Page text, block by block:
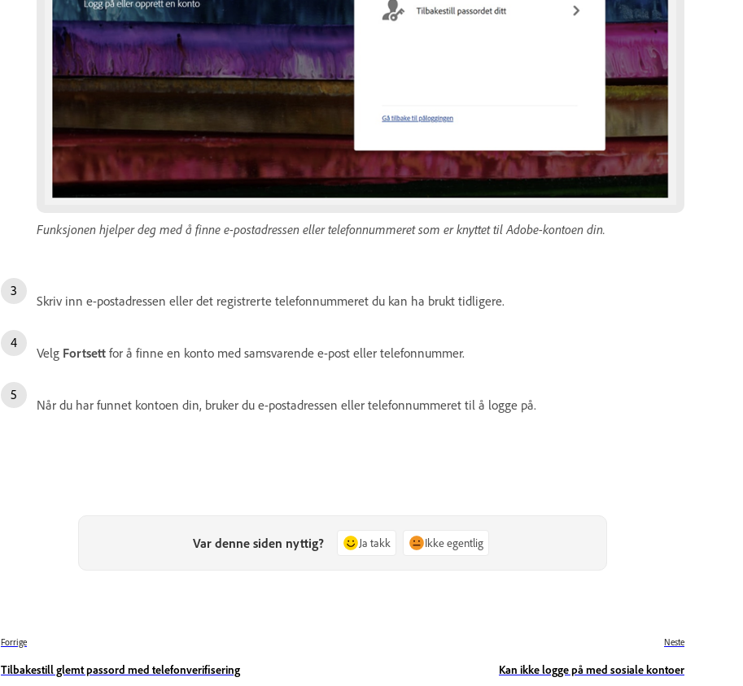
Funksjonen hjelper deg med å finne e-postadressen eller telefonnummeret som er knyttet til Adobe-kontoen din.
Skriv inn e-postadressen eller det registrerte telefonnummeret du kan ha brukt tidligere.
Velg Fortsett for å finne en konto med samsvarende e-post eller telefonnummer.
Når du har funnet kontoen din, bruker du e-postadressen eller telefonnummeret til å logge på.
Var denne siden nyttig? Ja takk Ikke egentlig
Forrige
Tilbakestill glemt passord med telefonverifisering
Neste
Kan ikke logge på med sosiale kontoer